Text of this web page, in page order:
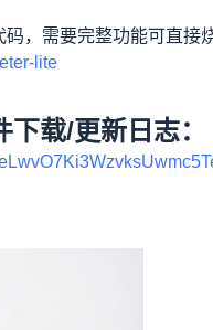
，需要完整功能可直接
lite
载/更新日志：